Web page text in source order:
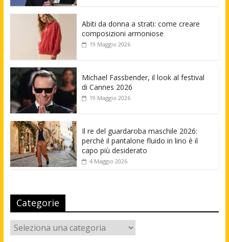
Abiti da donna a strati: come creare
composizioni armoniose
19 Maggio 2026
Michael Fassbender, il look al festival
di Cannes 2026
19 Maggio 2026
Il re del guardaroba maschile 2026:
perché il pantalone fluido in lino è il
capo più desiderato
4 Maggio 2026
Categorie
Categorie